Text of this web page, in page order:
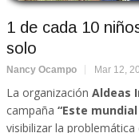
1 de cada 10
solo
Nancy Ocampo Mar 12,
La organización Aldeas
campaña “Este
visibilizar la problemática